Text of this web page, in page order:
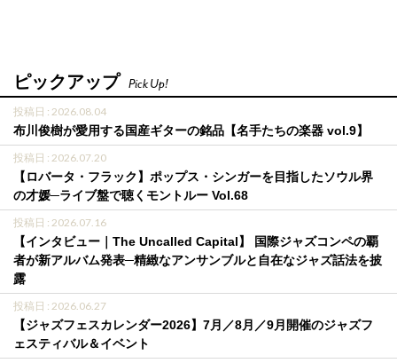
ピックアップ Pick Up!
投稿日 : 2026.08.04
布川俊樹が愛用する国産ギターの銘品【名手たちの楽器 vol.9】
投稿日 : 2026.07.20
【ロバータ・フラック】ポップス・シンガーを目指したソウル界
の才媛─ライブ盤で聴くモントルー Vol.68
投稿日 : 2026.07.16
【インタビュー｜The Uncalled Capital】 国際ジャズコンペの覇
者が新アルバム発表─精緻なアンサンブルと自在なジャズ話法を披
露
投稿日 : 2026.06.27
【ジャズフェスカレンダー2026】7月／8月／9月開催のジャズフ
ェスティバル＆イベント